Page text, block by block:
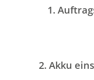
1.
2. Akku